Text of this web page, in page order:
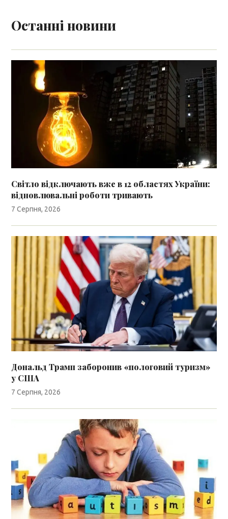
Останні новини
Світло відключають вже в 12 областях України:
відновлювальні роботи тривають
7 Серпня, 2026
Дональд Трамп заборонив «пологовий туризм»
у США
7 Серпня, 2026